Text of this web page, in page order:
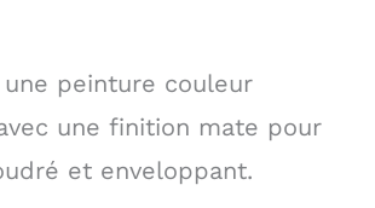
une peinture couleur
une finition mate pour
et enveloppant.